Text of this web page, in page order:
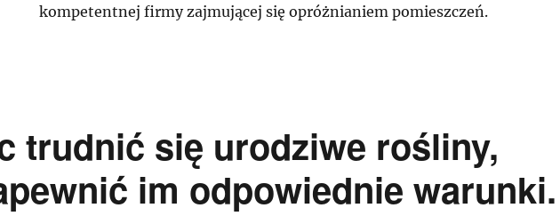
kompetentnej firmy zajmującej się opróżnianiem pomieszczeń.
trudnić się urodziwe rośliny,
im odpowiednie warunki.